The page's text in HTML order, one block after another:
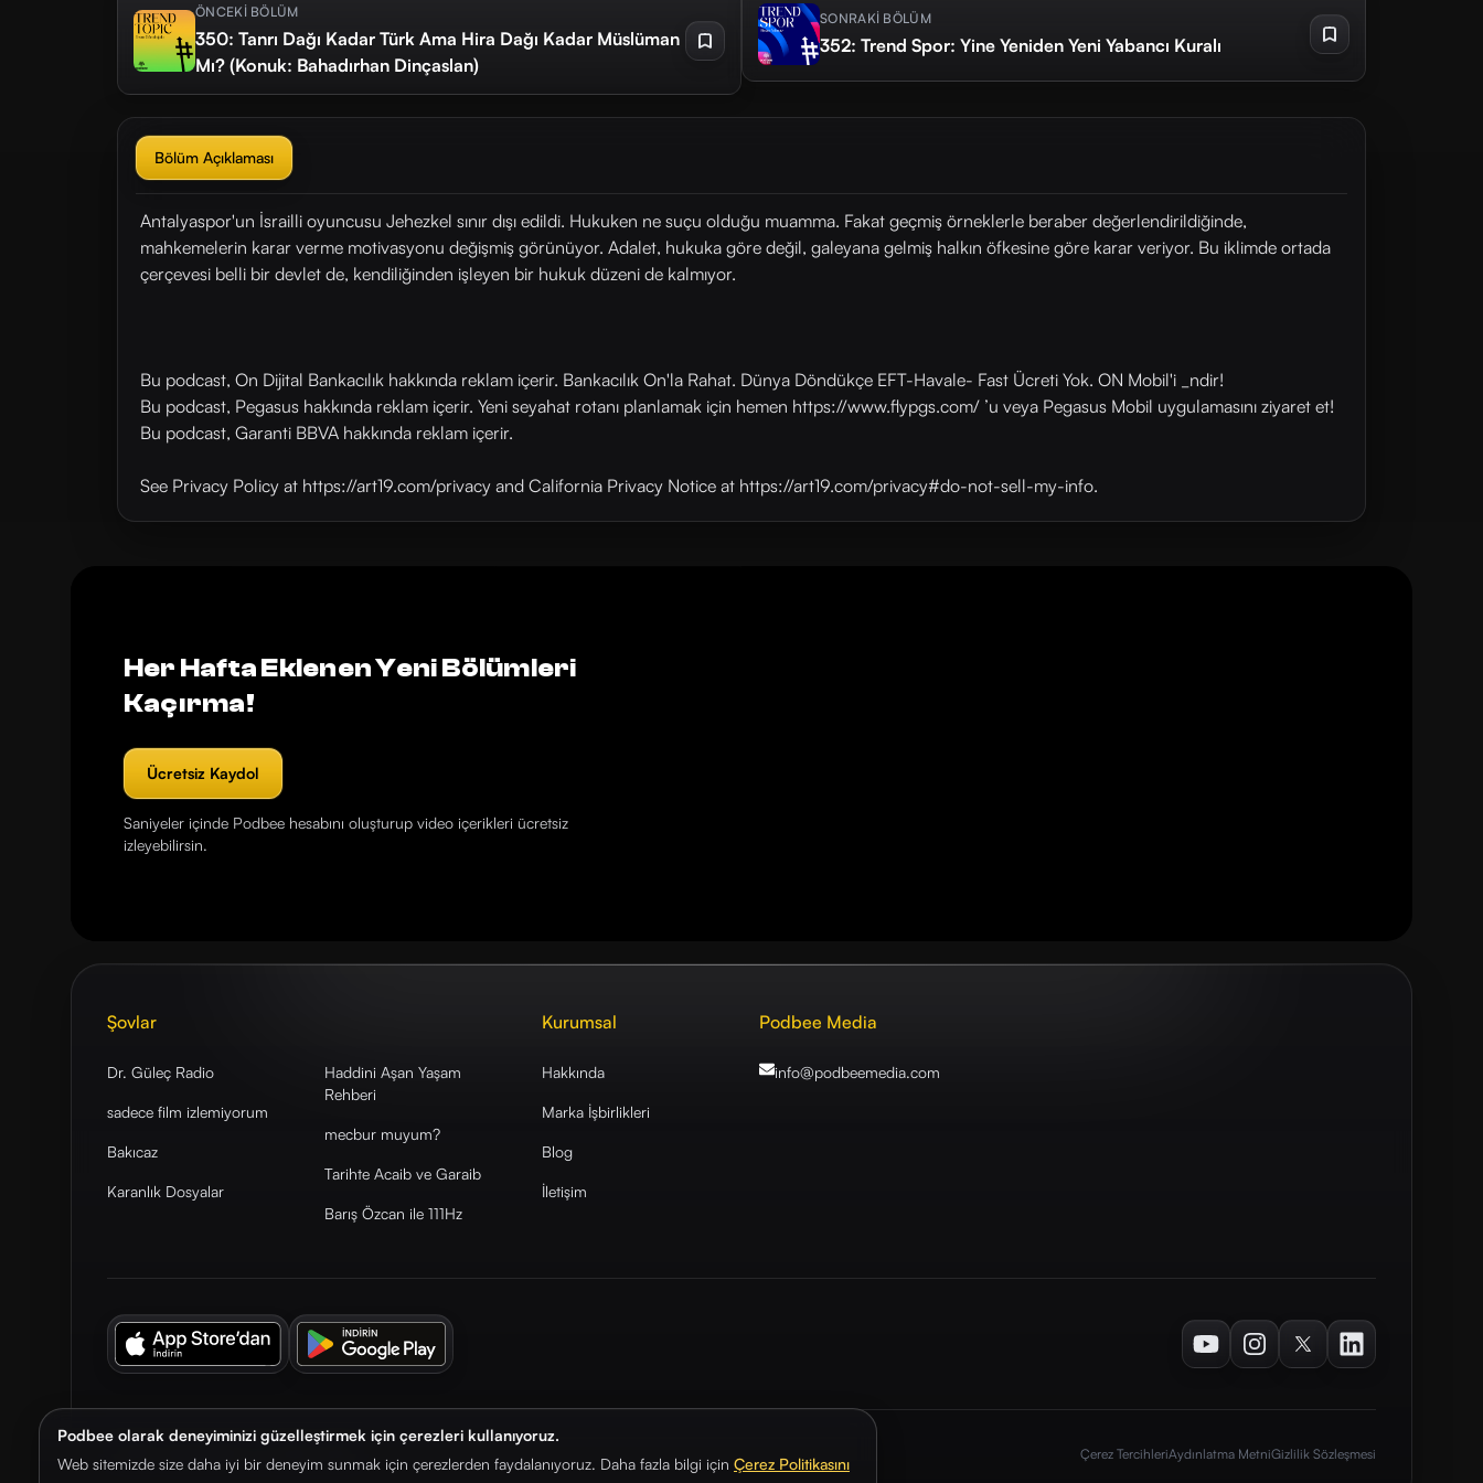
Podbee olarak deneyiminizi güzelleştirmek için çerezleri kullanıyoruz.
Web sitemizde size daha iyi bir deneyim sunmak için çerezlerden faydalanıyoruz. Daha fazla bilgi için Çerez Politikasını
ÖNCEKİ BÖLÜM
350: Tanrı Dağı Kadar Türk Ama Hira Dağı Kadar Müslüman
Mı? (Konuk: Bahadırhan Dinçaslan)
SONRAKİ BÖLÜM
352: Trend Spor: Yine Yeniden Yeni Yabancı Kuralı
Bölüm Açıklaması
Antalyaspor'un İsrailli oyuncusu Jehezkel sınır dışı edildi. Hukuken ne suçu olduğu muamma. Fakat geçmiş örneklerle beraber değerlendirildiğinde,
mahkemelerin karar verme motivasyonu değişmiş görünüyor. Adalet, hukuka göre değil, galeyana gelmiş halkın öfkesine göre karar veriyor. Bu iklimde ortada
çerçevesi belli bir devlet de, kendiliğinden işleyen bir hukuk düzeni de kalmıyor.
Bu podcast, On Dijital Bankacılık hakkında reklam içerir. Bankacılık On'la Rahat. Dünya Döndükçe EFT-Havale- Fast Ücreti Yok. ON Mobil'i _ndir!
Bu podcast, Pegasus hakkında reklam içerir. Yeni seyahat rotanı planlamak için hemen https://www.flypgs.com/ ’u veya Pegasus Mobil uygulamasını ziyaret et!
Bu podcast, Garanti BBVA hakkında reklam içerir.
See Privacy Policy at https://art19.com/privacy and California Privacy Notice at https://art19.com/privacy#do-not-sell-my-info.
Her Hafta Eklenen Yeni Bölümleri
Kaçırma!
Ücretsiz Kaydol
Saniyeler içinde Podbee hesabını oluşturup video içerikleri ücretsiz
izleyebilirsin.
Şovlar
Dr. Güleç Radio
sadece film izlemiyorum
Bakıcaz
Karanlık Dosyalar
Haddini Aşan Yaşam
Rehberi
mecbur muyum?
Tarihte Acaib ve Garaib
Barış Özcan ile 111Hz
Kurumsal
Hakkında
Marka İşbirlikleri
Blog
İletişim
Podbee Media
info@podbeemedia.com
YoutubeInstagramTwitterLinkedIn
© 2026. Podbee Media. Tüm hakları saklıdır. Çerez TercihleriAydınlatma MetniGizlilik Sözleşmesi